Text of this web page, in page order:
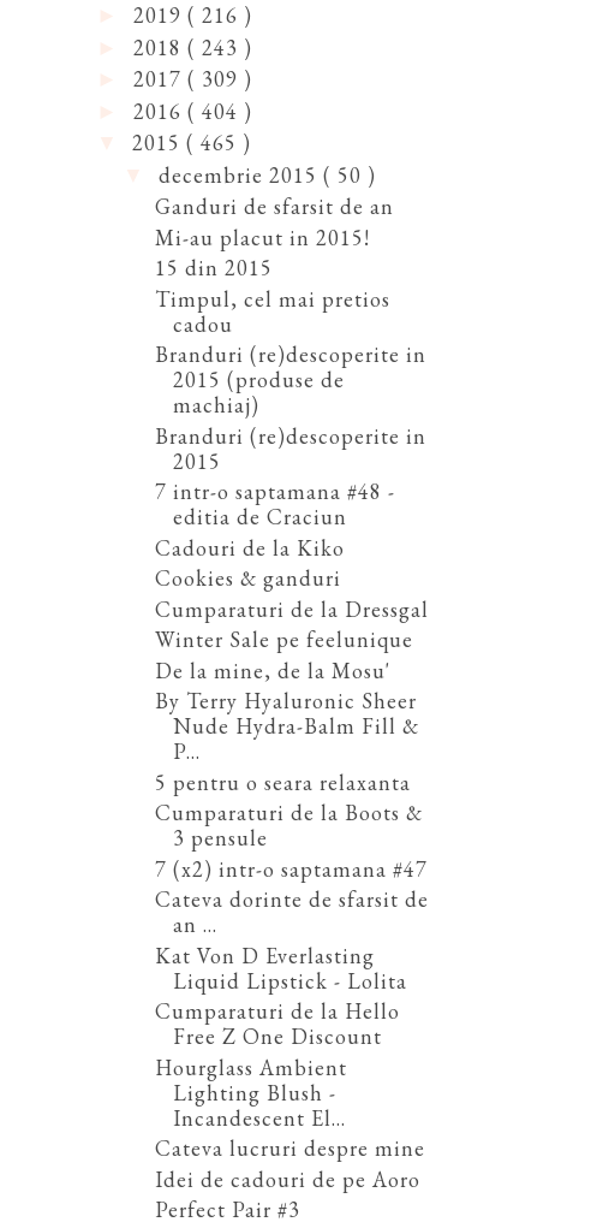
2019 ( 216 )
2018 ( 243 )
2017 ( 309 )
2016 ( 404 )
2015 ( 465 )
decembrie 2015 ( 50 )
Ganduri de sfarsit de an
Mi-au placut in 2015!
15 din 2015
Timpul, cel mai pretios
cadou
Branduri (re)descoperite in
2015 (produse de
machiaj)
Branduri (re)descoperite in
2015
7 intr-o saptamana #48 -
editia de Craciun
Cadouri de la Kiko
Cookies & ganduri
Cumparaturi de la Dressgal
Winter Sale pe feelunique
De la mine, de la Mosu'
By Terry Hyaluronic Sheer
Nude Hydra-Balm Fill &
P...
5 pentru o seara relaxanta
Cumparaturi de la Boots &
3 pensule
7 (x2) intr-o saptamana #47
Cateva dorinte de sfarsit de
an ...
Kat Von D Everlasting
Liquid Lipstick - Lolita
Cumparaturi de la Hello
Free Z One Discount
Hourglass Ambient
Lighting Blush -
Incandescent El...
Cateva lucruri despre mine
Idei de cadouri de pe Aoro
Perfect Pair #3